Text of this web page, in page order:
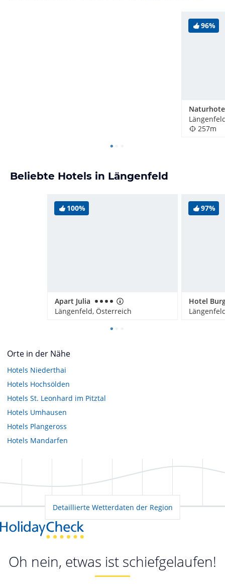
96%
257m
Beliebte Hotels in Längenfeld
100%
Apart Julia
Längenfeld, Österreich
97%
Orte in der Nähe
Hotels Niederthai
Hotels Hochsölden
Hotels St. Leonhard im Pitztal
Hotels Umhausen
Hotels Plangeross
Hotels Mandarfen
Detaillierte Wetterdaten der Region
Oh nein, etwas ist schiefgelaufen!